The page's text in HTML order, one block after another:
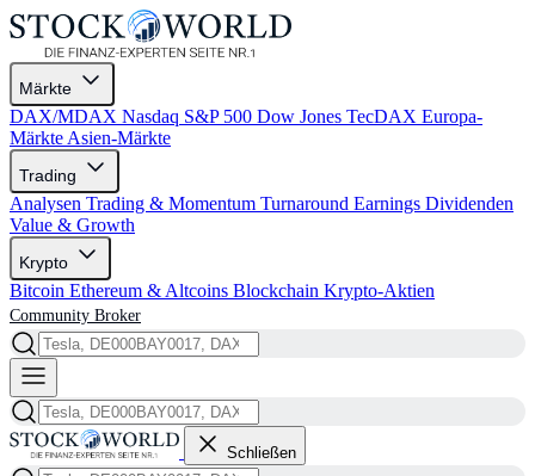
Märkte
DAX/MDAX Nasdaq S&P 500 Dow Jones TecDAX Europa-
Märkte Asien-Märkte
Trading
Analysen Trading & Momentum Turnaround Earnings Dividenden
Value & Growth
Krypto
Bitcoin Ethereum & Altcoins Blockchain Krypto-Aktien
Community Broker
Schließen